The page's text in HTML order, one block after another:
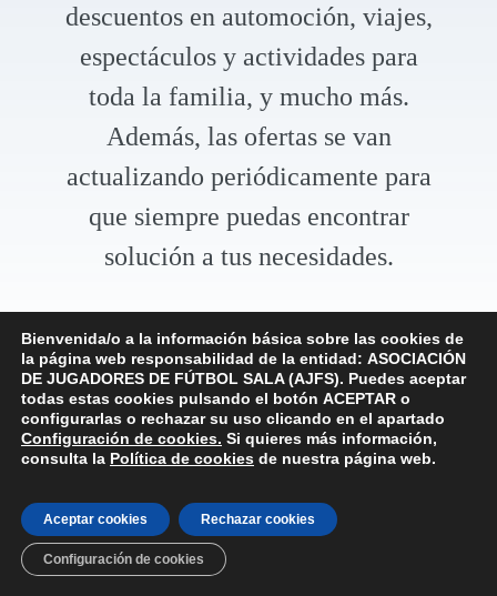
descuentos en automoción, viajes,
espectáculos y actividades para
toda la familia, y mucho más.
Además, las ofertas se van
actualizando periódicamente para
que siempre puedas encontrar
solución a tus necesidades.
¡INFÓRMATE AQUI!
Bienvenida/o a la información básica sobre las cookies de
la página web responsabilidad de la entidad: ASOCIACIÓN
DE JUGADORES DE FÚTBOL SALA (AJFS). Puedes aceptar
todas estas cookies pulsando el botón ACEPTAR o
configurarlas o rechazar su uso clicando en el apartado
Configuración de cookies. Si quieres más información,
consulta la Política de cookies de nuestra página web.
Aceptar cookies Rechazar cookies
Configuración de cookies